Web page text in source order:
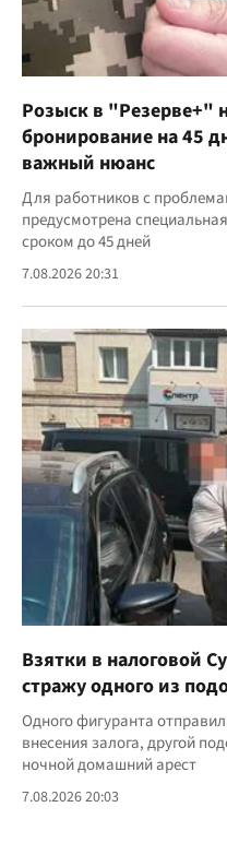
Розыск в "Резерве+"
бронирование на 45
важный нюанс
Для работников с
предусмотрена
сроком до 45 дней
7.08.2026 20:31
Взятки в налоговой
стражу одного из
Одного фигуранта
внесения залога, другой
ночной домашний арест
7.08.2026 20:03